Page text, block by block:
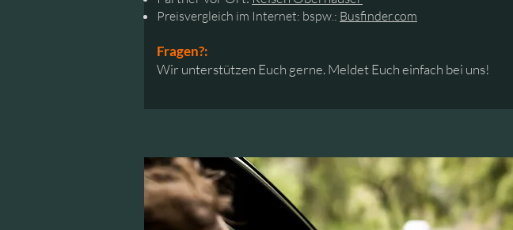
Preisvergleich im Internet: bspw.: Busfinder.com
Fragen?:
Wir unterstützen Euch gerne. Meldet Euch einfach bei uns!